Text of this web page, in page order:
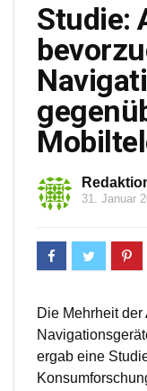
Studie:
31. Januar
Die Mehrheit
ergab eine